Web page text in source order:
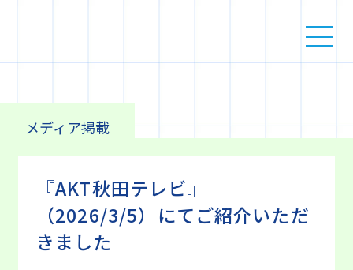
メディア掲載
『AKT秋田テレビ』
（2026/3/5）にてご紹介いただ
きました